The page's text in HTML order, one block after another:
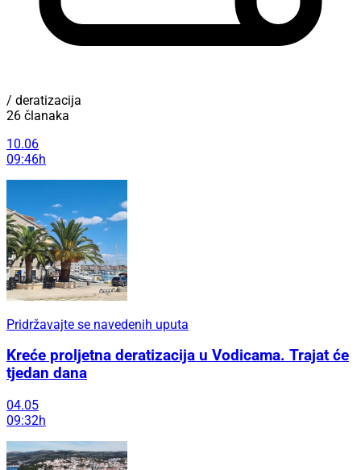
/ deratizacija
26 članaka
10.06
09:46h
Pridržavajte se navedenih uputa
Kreće proljetna deratizacija u Vodicama. Trajat će
tjedan dana
04.05
09:32h